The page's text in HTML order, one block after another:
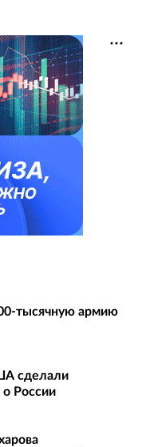
тысячную армию
сделали
России